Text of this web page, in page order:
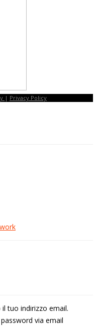
| Privacy Policy
tuo indirizzo email.
via email